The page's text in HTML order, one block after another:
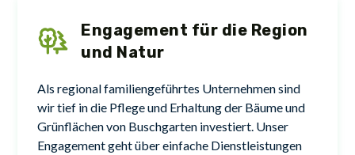
Engagement für die Region
und Natur
Als regional familiengeführtes Unternehmen sind
wir tief in die Pflege und Erhaltung der Bäume und
Grünflächen von Buschgarten investiert. Unser
Engagement geht über einfache Dienstleistungen